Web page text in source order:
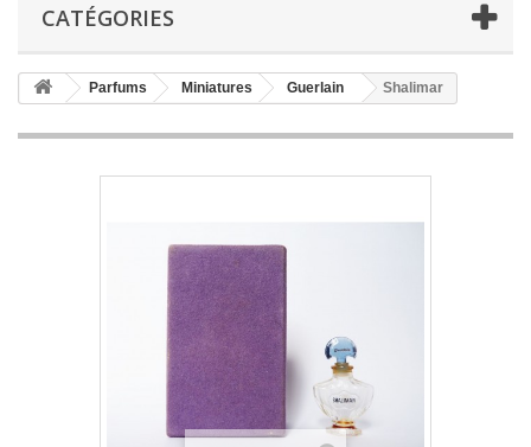
CATÉGORIES
Parfums Miniatures Guerlain Shalimar